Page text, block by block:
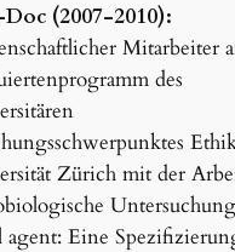
(2007-2010):
Mitarbeiter
des
Zürich mit der
agent: Eine